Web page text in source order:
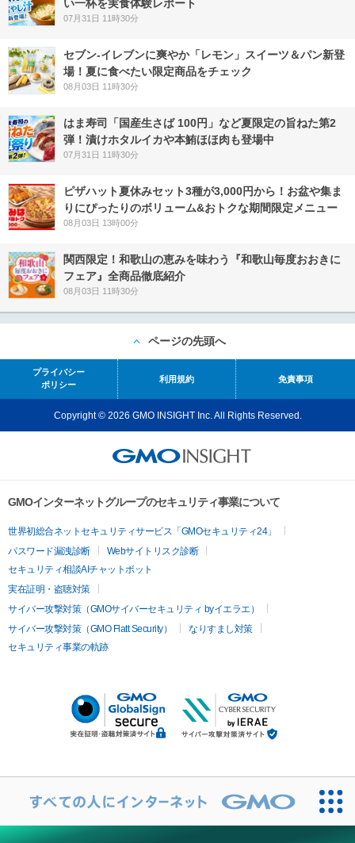
い一杯を実食体験レポート
07月31日 11時30分
セブン‐イレブンに爽やか「レモン」スイーツ＆パン新登
場！夏に食べたい限定商品をチェック
08月03日 11時30分
はま寿司「国産生さば 100円」など夏限定の旨ねた第2
弾！漬けホタルイカや本鮪ほほ肉も登場中
07月31日 11時30分
ピザハット夏休みセット3種が3,000円から！お盆や集ま
りにぴったりのボリューム&おトクな期間限定メニュー
08月03日 13時00分
関西限定！和歌山の恵みを味わう『和歌山毎度おおきに
フェア』全商品徹底紹介
08月03日 11時30分
ページの先頭へ
プライバシー
ポリシー
利用規約 免責事項
Copyright © 2026 GMO INSIGHT Inc. All Rights Reserved.
GMOインターネットグループのセキュリティ事業について
世界初総合ネットセキュリティサービス「GMOセキュリティ24」
パスワード漏洩診断
Webサイトリスク診断
セキュリティ相談AIチャットボット
実在証明・盗聴対策
サイバー攻撃対策（GMOサイバーセキュリティ byイエラエ）
サイバー攻撃対策（GMO Flatt Security）
なりすまし対策
セキュリティ事業の軌跡